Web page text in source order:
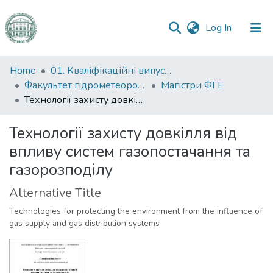
Log In (current)
Communities
&
Collections
Statistics
Home
01. Кваліфікаційні випускні роботи здобувачів вищої освіти
Факультет гідрометеорології і екології
Магістри ФГЕ
Технології захисту довкілля від впливу систем газопостачання та газорозподілу
Технології захисту довкілля від
впливу систем газопостачання та
газорозподілу
Alternative Title
Technologies for protecting the environment from the influence of
gas supply and gas distribution systems